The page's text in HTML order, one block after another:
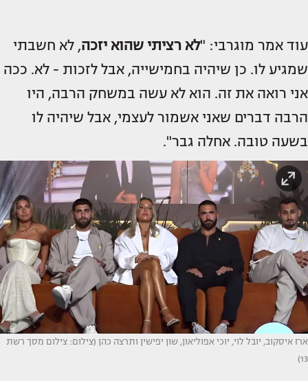
עוד אמר מוגרבי: "לא רציתי שהוא יזכה, לא חשבתי
שמגיע לו. כן שיהיה בחמישייה, אבל לזכות - לא. ככה
אני רואה את זה. הוא לא עשה במשחק הרבה, היו
הרבה דברים שאני אשמור לעצמי, אבל שיהיה לו
בשעה טובה. אחלה גבר".
ארז איסקוב, יובל לוי, יוכי אפוליאון, שון יפישין ותרצה כהן (צילום: צילום מסך רשת
13)